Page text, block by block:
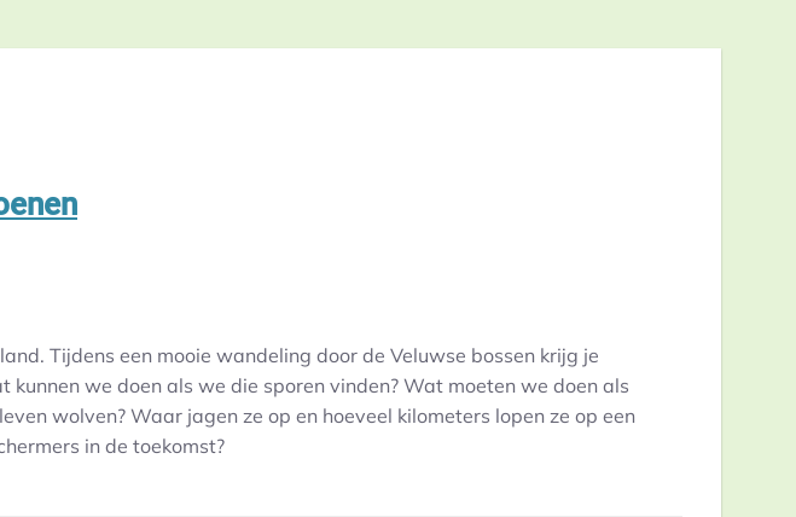
Tijdens een mooie wandeling door de Veluwse bossen krijg je
we doen als we die sporen vinden? Wat moeten we doen als
wolven? Waar jagen ze op en hoeveel kilometers lopen ze op een
in de toekomst?